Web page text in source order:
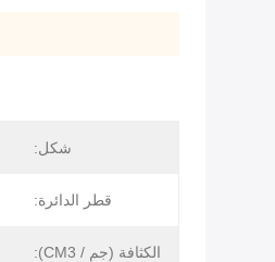
شكل:
قطر الدائرة:
الكثافة (جم / CM3):